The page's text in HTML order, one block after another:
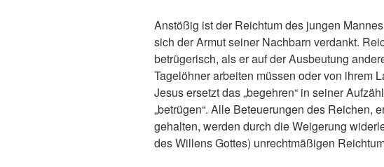
Anstößig ist der Reichtum des jungen
sich der Armut seiner Nachbarn verdankt.
betrügerisch, als er auf der Ausbeutung
Tagelöhner arbeiten müssen oder von ihrem
Jesus ersetzt das „begehren“ in seiner
„betrügen“. Alle Beteuerungen des Reichen,
gehalten, werden durch die Weigerung
des Willens Gottes) unrechtmäßigen